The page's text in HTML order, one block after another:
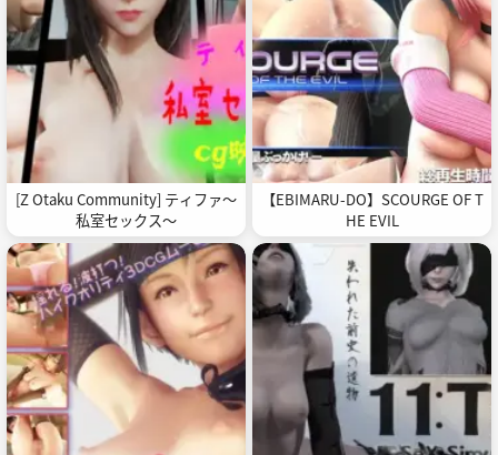
[Z Otaku Community] ティファ～
私室セックス～
【EBIMARU-DO】SCOURGE OF T
HE EVIL